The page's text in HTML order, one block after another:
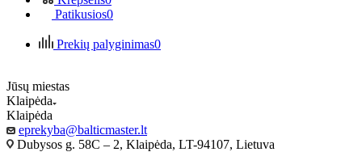
Patikusios0
Prekių palyginimas0
Jūsų miestas
Klaipėda
Klaipėda
eprekyba@balticmaster.lt
Dubysos g. 58C – 2, Klaipėda, LT-94107, Lietuva